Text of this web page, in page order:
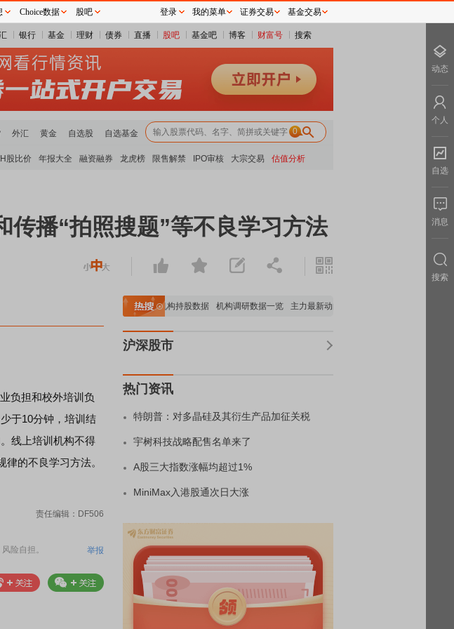
银行 基金 理财 债券 直播 股吧 基金吧 博客 财富号 搜索
外汇 黄金 自选股 自选基金 0
股比价 年报大全 融资融券 龙虎榜 限售解禁 IPO审核 大宗交易 估值分析
传播“拍照搜题”等不良学习方法
负担和校外培训负
于10分钟，培训结
线上培训机构不得
的不良学习方法。
责任编辑：DF506
险自担。 举报
重要机构持股数据 机构调研数据一览 主力最新动向
沪深股市
热门资讯
特朗普：对多晶硅及其衍生产品加征关税
宇树科技战略配售名单来了
A股三大指数涨幅均超过1%
MiniMax入港股通次日大涨
Choice数据 股吧 登录 我的菜单 证券交易 基金交易
动态
个人
自选
消息
搜索